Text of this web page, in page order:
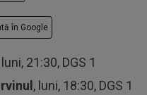
în Google
luni, 21:30, DGS 1
, luni, 18:30, DGS 1